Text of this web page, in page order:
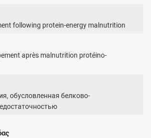
following protein-energy malnutrition
après malnutrition protéino-
обусловленная белково-